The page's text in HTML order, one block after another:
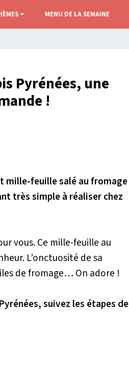
MENU DE LA SEMAINE
Pyrénées, une
!
mille-feuille salé au fromage
très simple à réaliser chez
vous. Ce mille-feuille au
L’onctuosité de sa
de fromage… On adore !
suivez les étapes de